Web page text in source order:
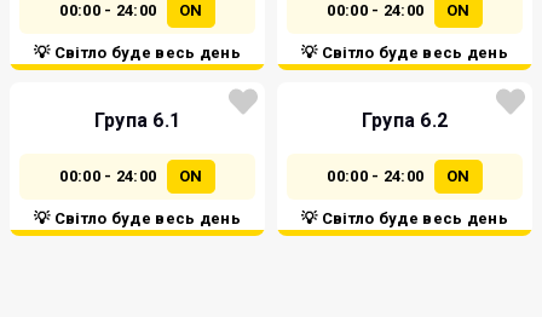
00:00 - 24:00 ON
💡 Світло буде весь день
00:00 - 24:00 ON
💡 Світло буде весь день
Група 6.1
00:00 - 24:00 ON
💡 Світло буде весь день
Група 6.2
00:00 - 24:00 ON
💡 Світло буде весь день